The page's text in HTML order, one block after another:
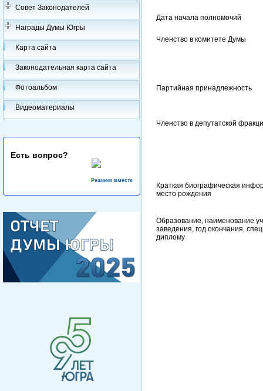
Совет Законодателей
Награды Думы Югры
Карта сайта
Законодательная карта сайта
Фотоальбом
Видеоматериалы
Есть вопрос?
Решаем вместе
Дата начала полномочий
Членство в комитете Думы
Партийная принадлежность
Членство в депутатской
Краткая биографическая
место рождения
Образование, наименование
заведения, год окончания,
диплому